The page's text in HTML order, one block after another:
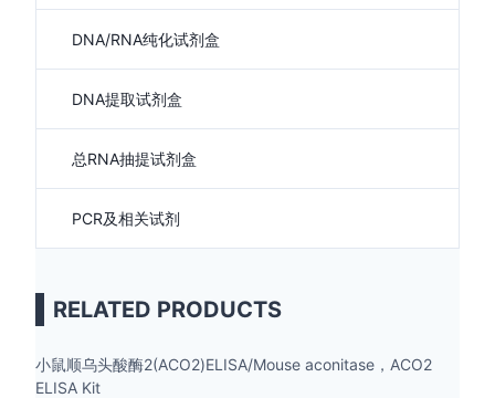
DNA/RNA纯化试剂盒
DNA提取试剂盒
总RNA抽提试剂盒
PCR及相关试剂
RELATED PRODUCTS
小鼠顺乌头酸酶2(ACO2)ELISA/Mouse aconitase，ACO2
ELISA Kit